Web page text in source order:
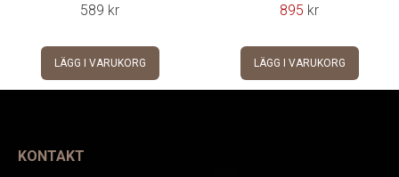
589 kr
LÄGG I VARUKORG
895 kr
LÄGG I VARUKORG
KONTAKT